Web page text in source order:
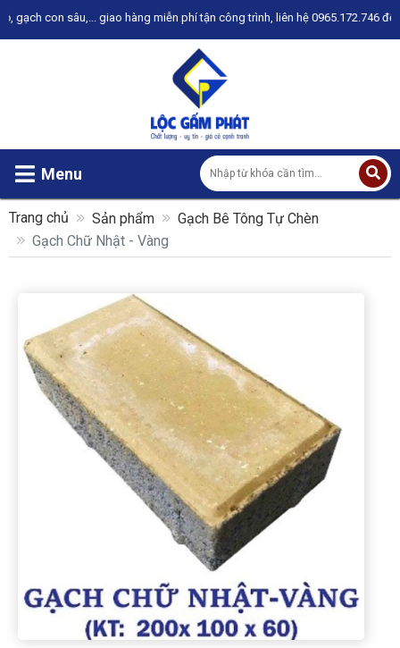
phí tận công trình, liên hệ 0965.172.746 để được tư vấn
Menu
Trang chủ Sản phẩm
Gạch Bê Tông Tự Chèn
Gạch Chữ Nhật - Vàng